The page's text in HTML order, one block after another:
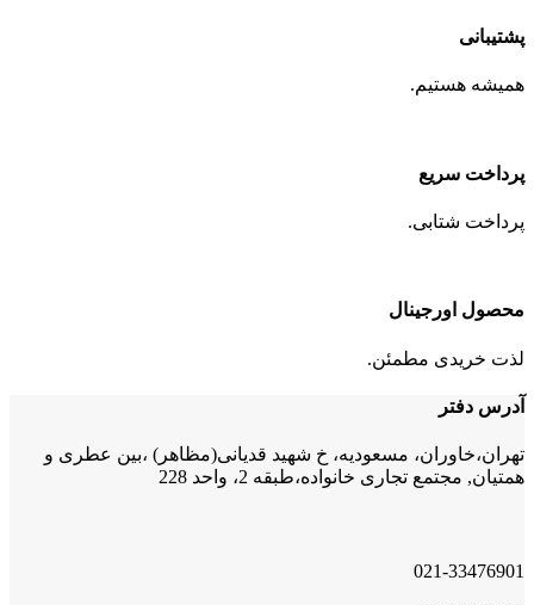
پشتیبانی
همیشه هستیم.
پرداخت سریع
پرداخت شتابی.
محصول اورجینال
لذت خریدی مطمئن.
آدرس دفتر
تهران،خاوران، مسعودیه، خ شهید قدیانی(مظاهر) ،بین عطری و
همتیان, مجتمع تجاری خانواده،طبقه 2، واحد 228
021-33476901